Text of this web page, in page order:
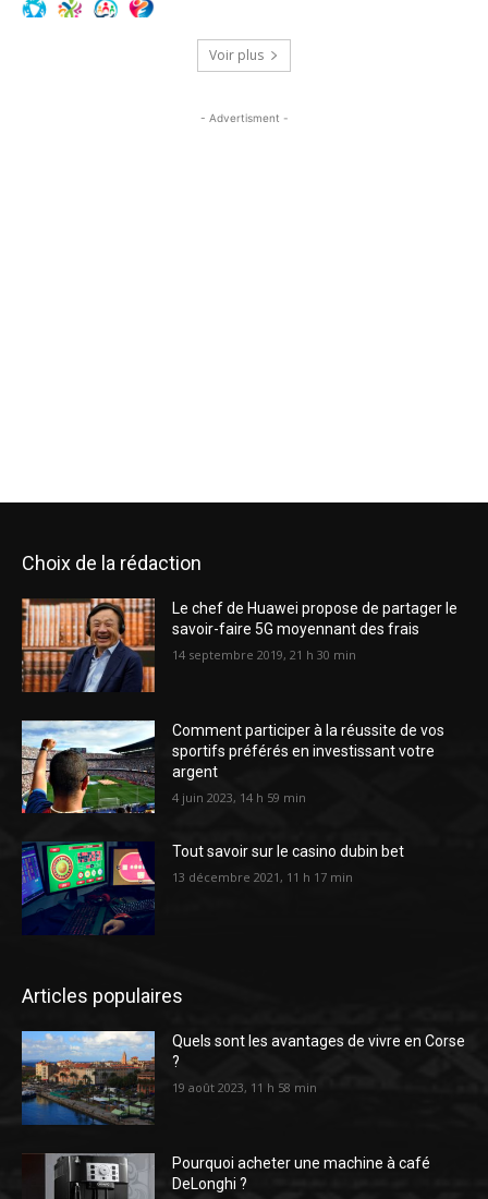
Voir plus
- Advertisment -
Choix de la rédaction
Le chef de Huawei propose de partager le
savoir-faire 5G moyennant des frais
14 septembre 2019, 21 h 30 min
Comment participer à la réussite de vos
sportifs préférés en investissant votre
argent
4 juin 2023, 14 h 59 min
Tout savoir sur le casino dubin bet
13 décembre 2021, 11 h 17 min
Articles populaires
Quels sont les avantages de vivre en Corse
?
19 août 2023, 11 h 58 min
Pourquoi acheter une machine à café
DeLonghi ?